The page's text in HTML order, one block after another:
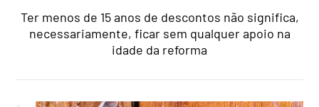
Ter menos de 15 anos de descontos não significa,
necessariamente, ficar sem qualquer apoio na
idade da reforma